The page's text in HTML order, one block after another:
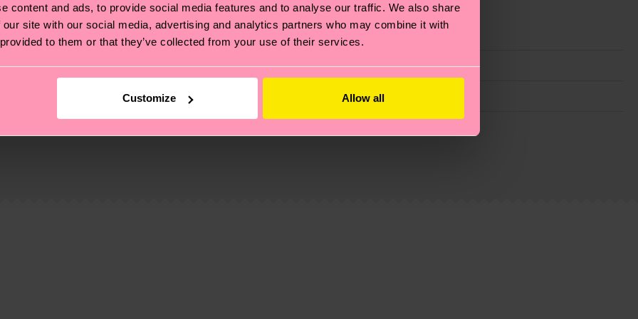
content and ads, to provide social media features and to analyse our traffic. We also share
site with our social media, advertising and analytics partners who may combine it with
to them or that they’ve collected from your use of their services.
Customize Allow all
trata de elegir el camino ético, pisar ligero para el planeta, mimar tus calcetines y un montón de cosas